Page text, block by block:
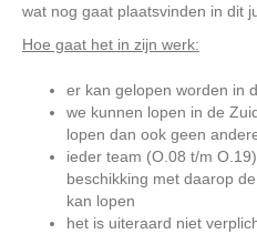
wat nog gaat plaatsvinden in dit
Hoe gaat het in zijn werk:
er kan gelopen worden in
we kunnen lopen in de
lopen dan ook geen
ieder team (O.08 t/m
beschikking met daarop
kan lopen
het is uiteraard niet